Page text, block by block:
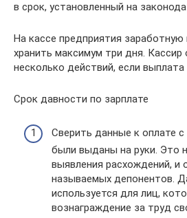
в срок, установленный на
На кассе предприятия заработную
хранить максимум три дня. Кассир
несколько действий, если
Срок давности по зарплате
Сверить данные к оплате
были выданы на руки. Это
выявления расхождений, и
называемых депонентов.
используется для лиц,
вознаграждение за труд